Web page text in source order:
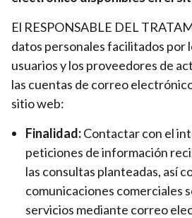
El RESPONSABLE DEL
datos personales facilitados por
usuarios y los proveedores de
las cuentas de correo
sitio web:
Finalidad:Contactar con el
peticiones de información
las consultas planteadas, así
comunicaciones comerciales
servicios mediante correo